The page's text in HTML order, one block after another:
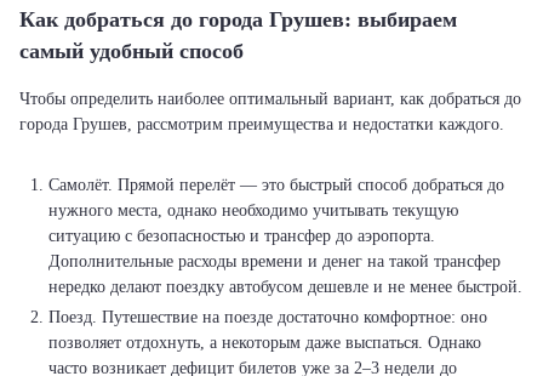
Как добраться до города Грушев: выбираем
самый удобный способ
Чтобы определить наиболее оптимальный вариант, как добраться до
города Грушев, рассмотрим преимущества и недостатки каждого.
Самолёт. Прямой перелёт — это быстрый способ добраться до
нужного места, однако необходимо учитывать текущую
ситуацию с безопасностью и трансфер до аэропорта.
Дополнительные расходы времени и денег на такой трансфер
нередко делают поездку автобусом дешевле и не менее быстрой.
Поезд. Путешествие на поезде достаточно комфортное: оно
позволяет отдохнуть, а некоторым даже выспаться. Однако
часто возникает дефицит билетов уже за 2–3 недели до